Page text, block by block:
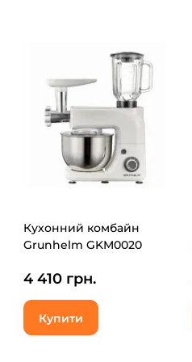
Кухонний комбайн
Grunhelm GKM0020
4 410 грн.
Купити